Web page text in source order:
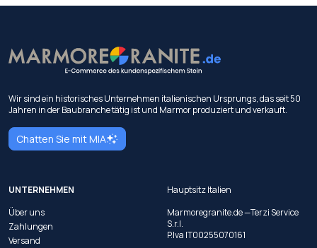
Wir sind ein historisches Unternehmen italienischen Ursprungs, das seit 50
Jahren in der Baubranche tätig ist und Marmor produziert und verkauft.
Chatten Sie mit MIA
UNTERNEHMEN
Über uns
Zahlungen
Versand
Hauptsitz Italien
Marmoregranite.de —Terzi Service
S.r.l.
P.Iva IT00255070161